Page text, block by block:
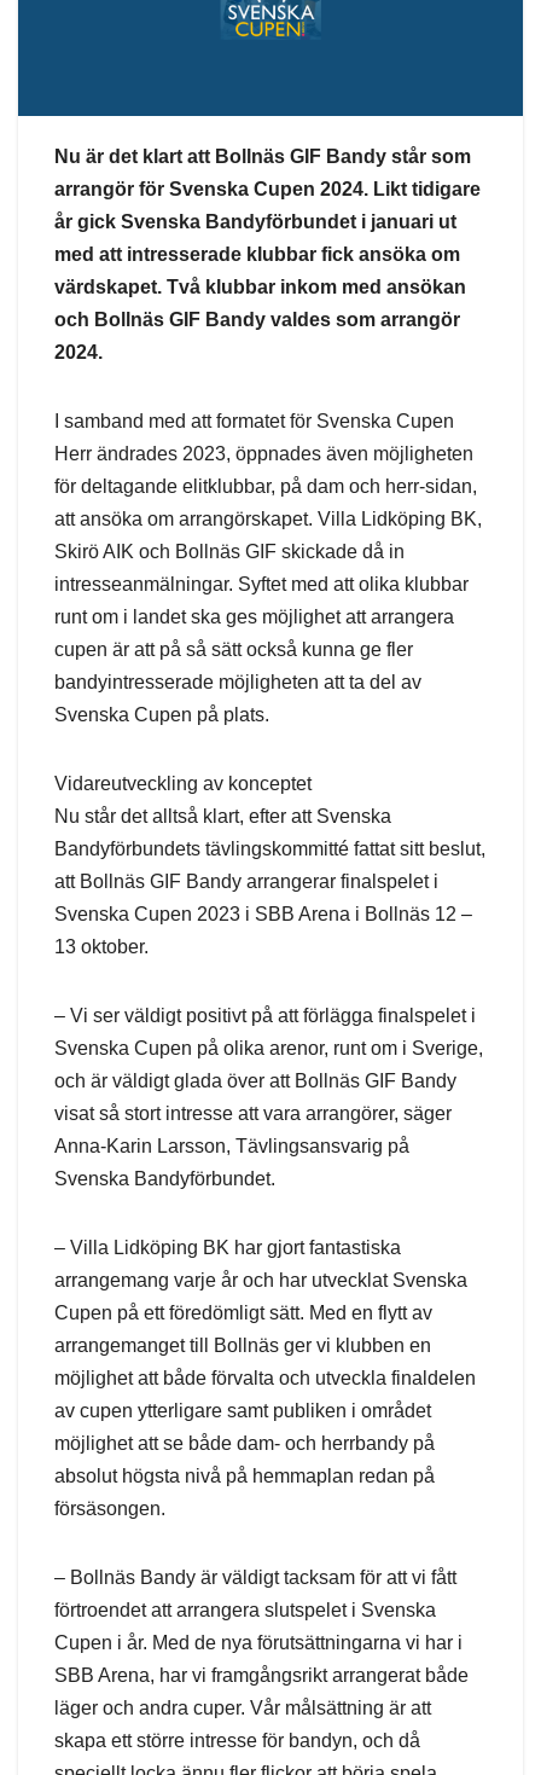
Nu är det klart att Bollnäs GIF Bandy står som
arrangör för Svenska Cupen 2024. Likt tidigare
år gick Svenska Bandyförbundet i januari ut
med att intresserade klubbar fick ansöka om
värdskapet. Två klubbar inkom med ansökan
och Bollnäs GIF Bandy valdes som arrangör
2024.
I samband med att formatet för Svenska Cupen
Herr ändrades 2023, öppnades även möjligheten
för deltagande elitklubbar, på dam och herr-sidan,
att ansöka om arrangörskapet. Villa Lidköping BK,
Skirö AIK och Bollnäs GIF skickade då in
intresseanmälningar. Syftet med att olika klubbar
runt om i landet ska ges möjlighet att arrangera
cupen är att på så sätt också kunna ge fler
bandyintresserade möjligheten att ta del av
Svenska Cupen på plats.
Vidareutveckling av konceptet
Nu står det alltså klart, efter att Svenska
Bandyförbundets tävlingskommitté fattat sitt beslut,
att Bollnäs GIF Bandy arrangerar finalspelet i
Svenska Cupen 2023 i SBB Arena i Bollnäs 12 –
13 oktober.
– Vi ser väldigt positivt på att förlägga finalspelet i
Svenska Cupen på olika arenor, runt om i Sverige,
och är väldigt glada över att Bollnäs GIF Bandy
visat så stort intresse att vara arrangörer, säger
Anna-Karin Larsson, Tävlingsansvarig på
Svenska Bandyförbundet.
– Villa Lidköping BK har gjort fantastiska
arrangemang varje år och har utvecklat Svenska
Cupen på ett föredömligt sätt. Med en flytt av
arrangemanget till Bollnäs ger vi klubben en
möjlighet att både förvalta och utveckla finaldelen
av cupen ytterligare samt publiken i området
möjlighet att se både dam- och herrbandy på
absolut högsta nivå på hemmaplan redan på
försäsongen.
– Bollnäs Bandy är väldigt tacksam för att vi fått
förtroendet att arrangera slutspelet i Svenska
Cupen i år. Med de nya förutsättningarna vi har i
SBB Arena, har vi framgångsrikt arrangerat både
läger och andra cuper. Vår målsättning är att
skapa ett större intresse för bandyn, och då